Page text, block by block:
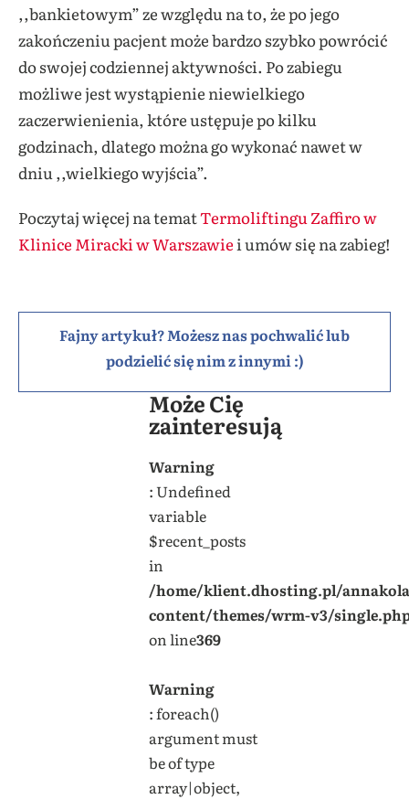
,,bankietowym” ze względu na to, że po jego
zakończeniu pacjent może bardzo szybko powrócić
do swojej codziennej aktywności. Po zabiegu
możliwe jest wystąpienie niewielkiego
zaczerwienienia, które ustępuje po kilku
godzinach, dlatego można go wykonać nawet w
dniu ,,wielkiego wyjścia”.
Poczytaj więcej na tematTermoliftingu Zaffiro w
Klinice Miracki w Warszawie i umów się na zabieg!
Fajny artykuł? Możesz nas pochwalić lub
podzielić się nim z innymi :)
Może Cię
zainteresują
Warning
: Undefined
variable
$recent_posts
in
/home/klient.dhosting.pl/
content/themes/wrm-v3/
on line369
Warning
: foreach()
argument must
be of type
array|object,